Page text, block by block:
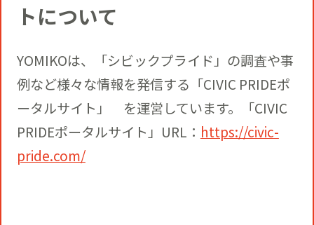
トについて
YOMIKOは、「シビックプライド」の調査や事
例など様々な情報を発信する「CIVIC PRIDEポ
ータルサイト」 を運営しています。「CIVIC
PRIDEポータルサイト」URL： https://civic-
pride.com/